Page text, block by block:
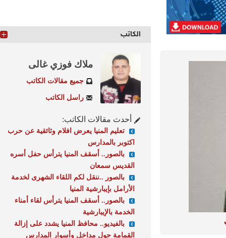
الكاتب
ملاك فوزي غالى
جميع مقالات الكاتب
راسل الكاتب
أحدث مقالات الكاتب:
تعليم المنيا يعرض افلام وثائقية عن حرب
اكتوبر بالمدارس
بالصور.. أسقف المنيا يترأس حفل أسره
القديس سمعان
بالصور ..ننقل لكم اللقاء الشهرى لخدمة
الأرامل بإيبارشية المنيا
بالصور.. أسقف المنيا يترأس لقاء أمناء
الخدمة بالإيبارشية
بالفيديو.. محافظ المنيا يشدد على إزالة
القمامة حول مداخل وأسوار المدارس